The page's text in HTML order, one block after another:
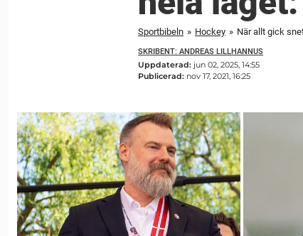
Sportbibeln » Hockey » När allt gick
SKRIBENT: ANDREAS LILLHANNUS
Uppdaterad: jun 02, 2025, 14:55
Publicerad: nov 17, 2021, 16:25